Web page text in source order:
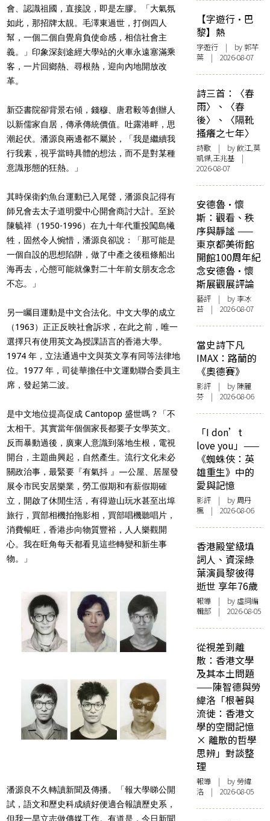
會、認識祖國，直接說，即是左膠。「大氣氛
如此，那招牌太靚。毛澤東過世，打倒四人
幫，一個二個自覺肩負使命感，相信社會主
義。」印象深刻途經大學站的火車永遠塞滿乘
客，一片回鄉熱、尋根熱，迎向內地開放改
革。
新亞書院卻背景右傾，錢穆、唐君毅等創辦人
以新儒家自居，傳承傳統價值。吐露港畔，思
潮起伏。潘源良兩邊都不屬於，「我是繼續我
行我素，視乎當時具體的想法，而不是對某種
意識形態的狂熱。」
其時保衛釣魚台運動已入尾聲，潘源良記得有
師兄會去太子道明愛中心開會商討大計。至於
陳毓祥（1950-1996）在九十年代重投闖島犧
牲，固然令人惋惜，潘源良卻說：「那可能是
一個自設的思想陷阱，做了中產之後租條船出
海再去，心態可能就像對二十年前女朋友念念
不忘。」
另一矚目運動是中文合法化。中文大學的成立
（1963）正正反映社會訴求，在此之前，唯一
選擇只有使用英文為授課語言的香港大學。
1974 年，立法通過中文與英文享有同等法律地
位。1977 年，司徒華擔任中文運動聯合委員主
席，發起第二波。
是中文地位提高促成 Cantopop 盛世嗎？「不
太相干。其實當年個個家長都要子女學英文。
反而暴動過後，廣東人意識到落地生根，電視
開台，主題曲興起，自然產生。流行文化未必
關政治事，最緊要『有氣抖 』—公屋、居屋發
展令市民安居樂業，勞工假期和有薪假期確
立，開啟了休閒生活，有得遊山玩水甚至出埠
旅行，買部相機拍拖影相，買部唱機聽唱片，
消費暢旺，香港步向物質豐裕，人人樂觀開
心。我在旺角每天都看見這些轉變和新生事
物。」
潘源良不久轉讀新聞及傳播。「報大學睇公開
試，語文和歷史科成績好便適合報讀歷史系，
但我一早立志做傳媒工作。有道是，今日新聞
【字遊行·巴
黎】熱
字遊行 | by 郭芊
葉 | 2026-08-07
詩三首：〈春
雨〉、〈春
後〉、〈隔靴
搔癢之七年〉
詩歌 | by 飲江,莫
凱傑,王兆基 |
2026-08-07
安德魯·懷
斯：觀看、秩
序與靜謐 ——
東京都美術館
開館100周年紀
念安德魯·懷
斯展觀展評論
藝評 | by 李冰
苔 | 2026-08-07
當史詩下凡
IMAX：路蘭的
《奧德賽》
影評 | by 陳麗
芬 | 2026-08-06
「I don’t
love you」——
《蜘蛛俠：英
雄重生》中的
愛與記憶
影評 | by周丹
楓 | 2026-08-06
香港殿堂級填
詞人、資深綠
葉演員黎彼得
逝世 享年76歲
報導 | by 虛詞編
輯部 | 2026-08-05
從視差到離
散：香港文學
及其本土問題
——陳智德與勞
緯洛「根著與
流徙：香港文
學的空間記憶
× 離散的哲學
思辨」對談整
理
報導 | by 勞緯
洛 | 2026-08-05